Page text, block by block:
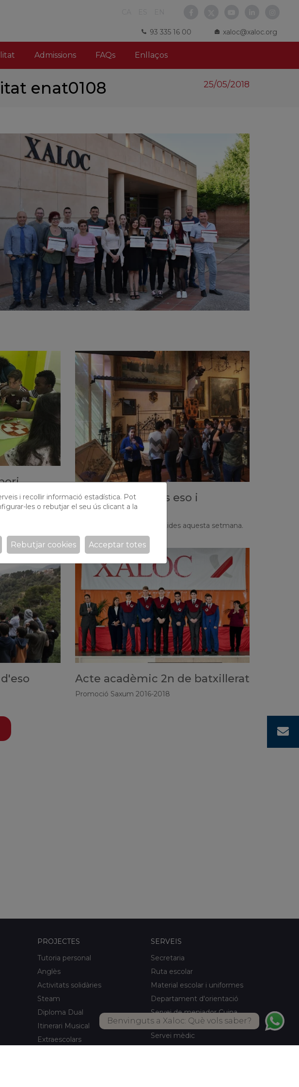
93 335 16 00 xaloc@xaloc.org
Admissions FAQs Enllaços
enat0108 25/05/2018
nois i noies
Sortides culturals eso i
batxillerat
Els alumnes tindran les sortides aquesta setmana.
Acte acadèmic 2n de batxillerat
Promoció Saxum 2016-2018
Benvinguts a Xaloc: Què vols saber?
PROJECTES
Tutoria personal
Anglès
Activitats solidàries
Steam
Diploma Dual
Itinerari Musical
Extraescolars
SERVEIS
Secretaria
Ruta escolar
Material escolar i uniformes
Departament d'orientació
Servei de menjador Cuina
pròpia
Servei mèdic
i recollir informació estadística. Pot
les o rebutjar el seu ús clicant a la
Acceptar totes
Rebutjar cookies